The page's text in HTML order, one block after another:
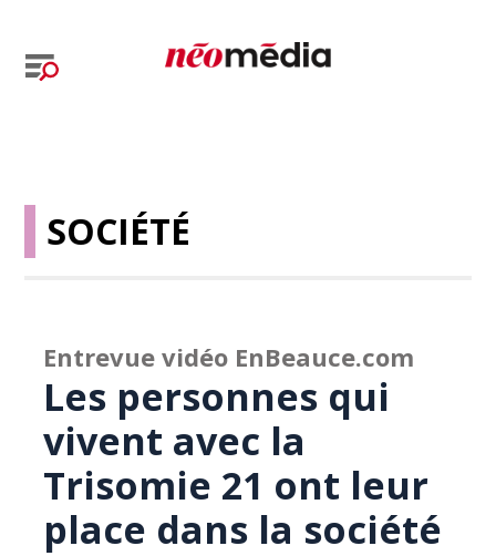
SOCIÉTÉ
Entrevue vidéo EnBeauce.com
Les personnes qui
vivent avec la
Trisomie 21 ont leur
place dans la société